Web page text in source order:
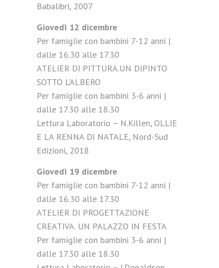
Babalibri, 2007
Giovedì 12 dicembre
Per famiglie con bambini 7-12 anni |
dalle 16.30 alle 17.30
ATELIER DI PITTURA.UN DIPINTO
SOTTO L’ALBERO
Per famiglie con bambini 3-6 anni |
dalle 17.30 alle 18.30
Lettura Laboratorio – N.Killen, OLLIE
E LA RENNA DI NATALE, Nord-Sud
Edizioni, 2018
Giovedì 19 dicembre
Per famiglie con bambini 7-12 anni |
dalle 16.30 alle 17.30
ATELIER DI PROGETTAZIONE
CREATIVA. UN PALAZZO IN FESTA
Per famiglie con bambini 3-6 anni |
dalle 17.30 alle 18.30